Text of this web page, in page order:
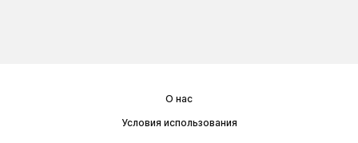
О нас
Условия использования